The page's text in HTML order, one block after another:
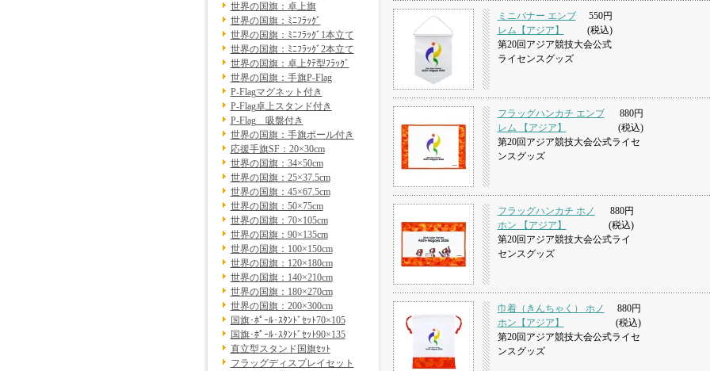
世界の国旗：卓上旗
世界の国旗：ﾐﾆﾌﾗｯｸﾞ
世界の国旗：ﾐﾆﾌﾗｯｸﾞ1本立て
世界の国旗：ﾐﾆﾌﾗｯｸﾞ2本立て
世界の国旗：卓上ﾀﾃ型ﾌﾗｯｸﾞ
世界の国旗：手旗P-Flag
P-Flagマグネット付き
P-Flag卓上スタンド付き
P-Flag 吸盤付き
世界の国旗：手旗ポール付き
応援手旗SF：20×30cm
世界の国旗：34×50cm
世界の国旗：25×37.5cm
世界の国旗：45×67.5cm
世界の国旗：50×75cm
世界の国旗：70×105cm
世界の国旗：90×135cm
世界の国旗：100×150cm
世界の国旗：120×180cm
世界の国旗：140×210cm
世界の国旗：180×270cm
世界の国旗：200×300cm
国旗･ﾎﾟｰﾙ･ｽﾀﾝﾄﾞｾｯﾄ70×105
国旗･ﾎﾟｰﾙ･ｽﾀﾝﾄﾞｾｯﾄ90×135
直立型スタンド国旗ｾｯﾄ
フラッグディスプレイセット
ミニバナー エンブ
レム【アジア】
550円
(税込)
第20回アジア競技大会公式
ライセンスグッズ
フラッグハンカチ エンブ
レム 【アジア】
880円
(税込)
第20回アジア競技大会公式ライセ
ンスグッズ
フラッグハンカチ ホノ
ホン 【アジア】
880円
(税込)
第20回アジア競技大会公式ライ
センスグッズ
巾着（きんちゃく） ホノ
ホン【アジア】
880円
(税込)
第20回アジア競技大会公式ライセ
ンスグッズ